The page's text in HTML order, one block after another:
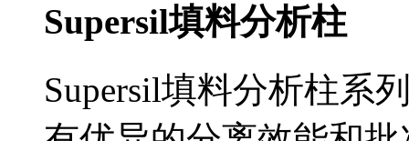
Supersil填料分析柱
Supersil填料分析柱系